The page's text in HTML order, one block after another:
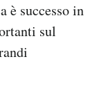
è successo in
sul